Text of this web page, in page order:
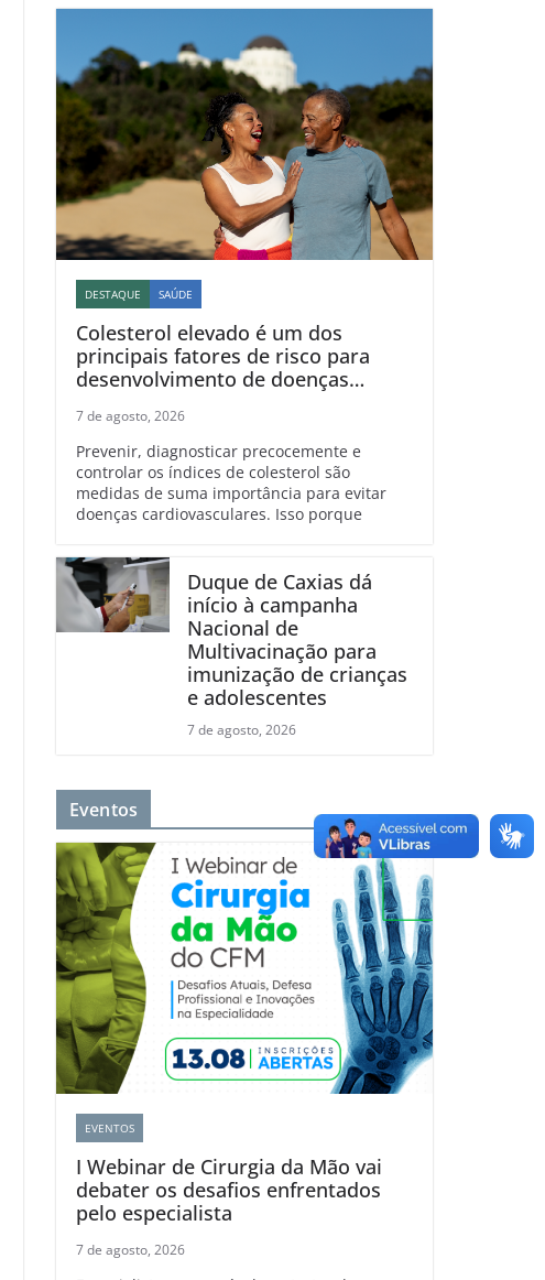
DESTAQUE SAÚDE
Colesterol elevado é um dos
principais fatores de risco para
desenvolvimento de doenças
7 de agosto, 2026
Prevenir, diagnosticar precocemente e
controlar os índices de colesterol são
medidas de suma importância para evitar
doenças cardiovasculares. Isso porque
Duque de Caxias dá
início à campanha
Nacional de
Multivacinação para
imunização de crianças
e adolescentes
7 de agosto, 2026
Eventos
EVENTOS
I Webinar de Cirurgia da Mão vai
debater os desafios enfrentados
pelo especialista
7 de agosto, 2026